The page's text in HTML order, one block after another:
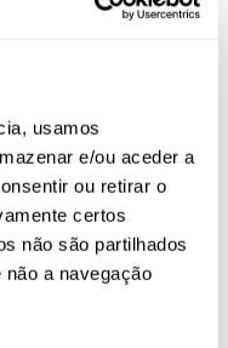
usamos
e/ou aceder a
ou retirar o
certos
não são partilhados
a navegação
e Almofada